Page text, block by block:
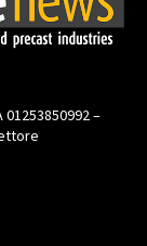
01253850992 –